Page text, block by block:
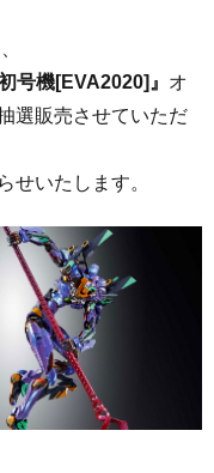
号機[EVA2020]』 オ
選販売させていただ
せいたします。